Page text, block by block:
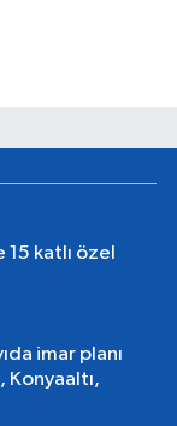
katlı özel
imar planı
Konyaaltı,